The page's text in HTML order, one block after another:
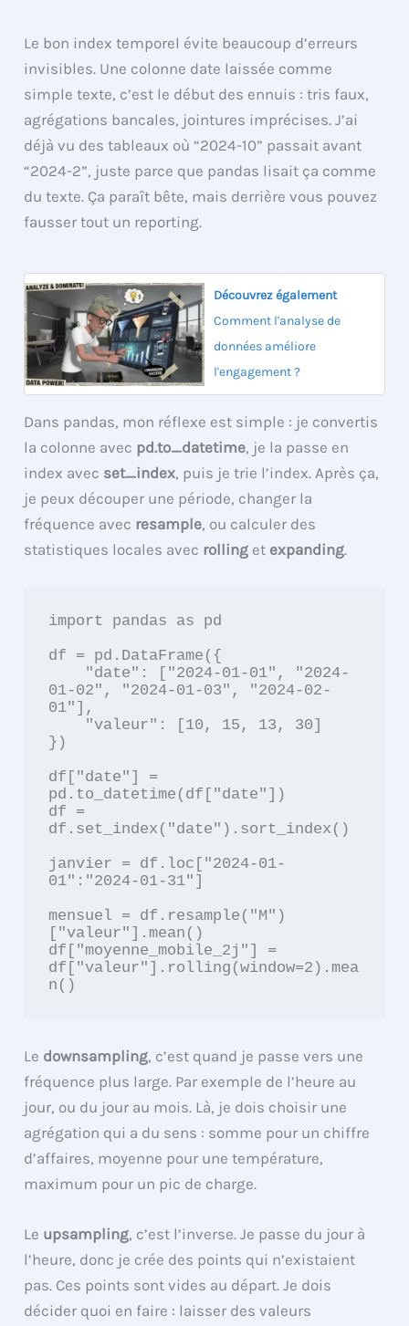
Le bon index temporel évite beaucoup d’erreurs
invisibles. Une colonne date laissée comme
simple texte, c’est le début des ennuis : tris faux,
agrégations bancales, jointures imprécises. J’ai
déjà vu des tableaux où “2024-10” passait avant
“2024-2”, juste parce que pandas lisait ça comme
du texte. Ça paraît bête, mais derrière vous pouvez
fausser tout un reporting.
Découvrez également
Comment l'analyse de
données améliore
l'engagement ?
Dans pandas, mon réflexe est simple : je convertis
la colonne avec pd.to_datetime, je la passe en
index avec set_index, puis je trie l’index. Après ça,
je peux découper une période, changer la
fréquence avec resample, ou calculer des
statistiques locales avec rolling et expanding.
import pandas as pd
df = pd.DataFrame({
01-02", "2024-01-03", "2024-02-
01"],
})
df["date"] =
pd.to_datetime(df["date"])
df =
df.set_index("date").sort_index()
janvier = df.loc["2024-01-
01":"2024-01-31"]
mensuel = df.resample("M")
["valeur"].mean()
df["moyenne_mobile_2j"] =
df["valeur"].rolling(window=2).mea
n()
Le downsampling, c’est quand je passe vers une
fréquence plus large. Par exemple de l’heure au
jour, ou du jour au mois. Là, je dois choisir une
agrégation qui a du sens : somme pour un chiffre
d’affaires, moyenne pour une température,
maximum pour un pic de charge.
Le upsampling, c’est l’inverse. Je passe du jour à
l’heure, donc je crée des points qui n’existaient
pas. Ces points sont vides au départ. Je dois
décider quoi en faire : laisser des valeurs